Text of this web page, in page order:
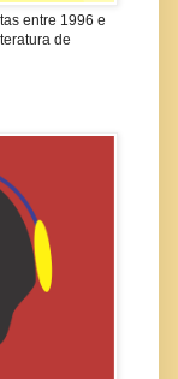
entre 1996 e
de